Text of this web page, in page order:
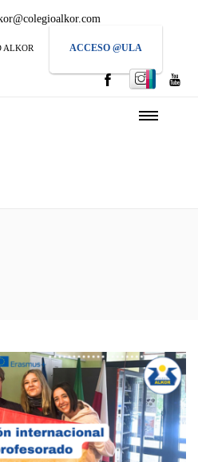
ALKOR ACCESO @ULA